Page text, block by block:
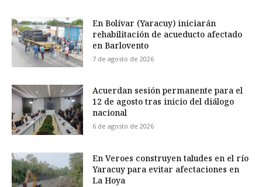
En Bolívar (Yaracuy) iniciarán
rehabilitación de acueducto afectado
en Barlovento
7 de agosto de 2026
Acuerdan sesión permanente para el
12 de agosto tras inicio del diálogo
nacional
6 de agosto de 2026
En Veroes construyen taludes en el río
Yaracuy para evitar afectaciones en
La Hoya